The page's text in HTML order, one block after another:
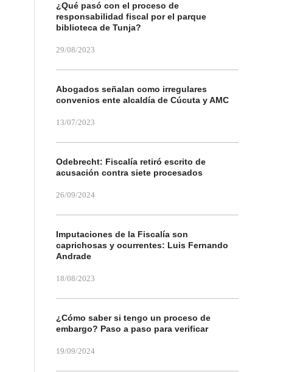
¿Qué pasó con el proceso de
responsabilidad fiscal por el parque
biblioteca de Tunja?
29/08/2023
Abogados señalan como irregulares
convenios ente alcaldía de Cúcuta y AMC
13/07/2023
Odebrecht: Fiscalía retiró escrito de
acusación contra siete procesados
26/09/2024
Imputaciones de la Fiscalía son
caprichosas y ocurrentes: Luis Fernando
Andrade
18/08/2023
¿Cómo saber si tengo un proceso de
embargo? Paso a paso para verificar
19/09/2024